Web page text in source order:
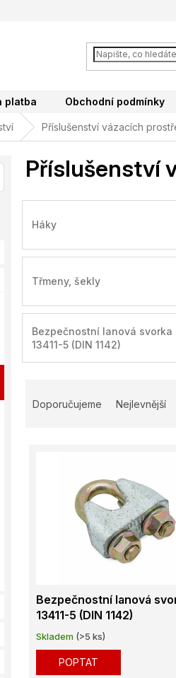
platba Obchodní podmínky
Příslušenství vázacích
Příslušenství
Háky
Třmeny, šekly
Bezpečnostní lanová svorka
13411-5 (DIN 1142)
Doporučujeme Nejlevnější
Bezpečnostní lanová
13411-5 (DIN 1142)
Skladem (>5 ks)
POPTAT